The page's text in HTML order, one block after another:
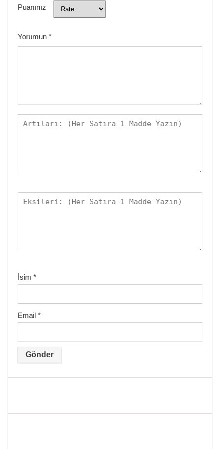
Puanınız
Yorumun *
İsim *
Email *